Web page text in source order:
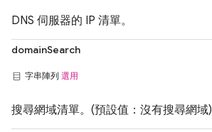
DNS 伺服器的 IP 清單。
domainSearch
字串陣列 選用
搜尋網域清單。(預設值：沒有搜尋網域)